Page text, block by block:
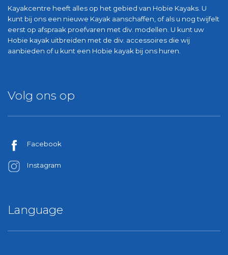
Kayakcentre heeft alles op het gebied van Hobie Kayaks. U
kunt bij ons een nieuwe Kayak aanschaffen, of als u nog twijfelt
eerst op afspraak proefvaren met div. modellen. U kunt uw
Hobie kayak uitbreiden met de div. accessoires die wij
aanbieden of u kunt een Hobie kayak bij ons huren.
Volg ons op
Facebook
Instagram
Language